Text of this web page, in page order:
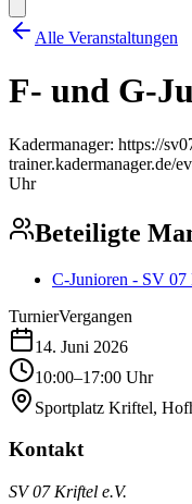
Alle Veranstaltungen
F- und G-
Kadermanager: https://
trainer.kadermanager.de/
Uhr
Beteiligte
C-Junioren - SV
TurnierVergangen
14. Juni 2026
10:00–17:00 Uhr
Sportplatz Kriftel,
Kontakt
SV 07 Kriftel e.V.